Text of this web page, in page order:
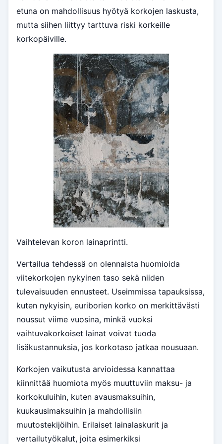
etuna on mahdollisuus hyötyä korkojen laskusta,
mutta siihen liittyy tarttuva riski korkeille
korkopäiville.
Vaihtelevan koron lainaprintti.
Vertailua tehdessä on olennaista huomioida
viitekorkojen nykyinen taso sekä niiden
tulevaisuuden ennusteet. Useimmissa tapauksissa,
kuten nykyisin, euriborien korko on merkittävästi
noussut viime vuosina, minkä vuoksi
vaihtuvakorkoiset lainat voivat tuoda
lisäkustannuksia, jos korkotaso jatkaa nousuaan.
Korkojen vaikutusta arvioidessa kannattaa
kiinnittää huomiota myös muuttuviin maksu- ja
korkokuluihin, kuten avausmaksuihin,
kuukausimaksuihin ja mahdollisiin
muutostekijöihin. Erilaiset lainalaskurit ja
vertailutyökalut, joita esimerkiksi